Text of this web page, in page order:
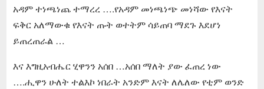
አዳም ተነጫነጨ ተማረረ ….የአዳም መነጫነጭ መነሻው የእናት
ፍቅር አለማውቁ የእናት ጡት ወተትም ሳይጠባ ማደጉ እደሆነ
ይጠረጠራል …
እና እግዚአብሔር ሂዋንን አሰበ …አሰበ ማለት ያው ፈጠረ ነው
….ሒዋን ሁለት ተልእኮ ነበራት አንድም እናት ለሌለው የቲም ወንድ